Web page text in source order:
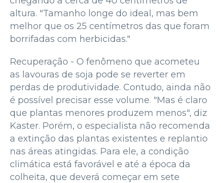
altura. "Tamanho longe do ideal, mas bem
melhor que os 25 centímetros das que foram
borrifadas com herbicidas."
Recuperação - O fenômeno que acometeu
as lavouras de soja pode se reverter em
perdas de produtividade. Contudo, ainda não
é possível precisar esse volume. "Mas é claro
que plantas menores produzem menos", diz
Kaster. Porém, o especialista não recomenda
a extinção das plantas existentes e replantio
nas áreas atingidas. Para ele, a condição
climática está favorável e até a época da
colheita, que deverá começar em sete